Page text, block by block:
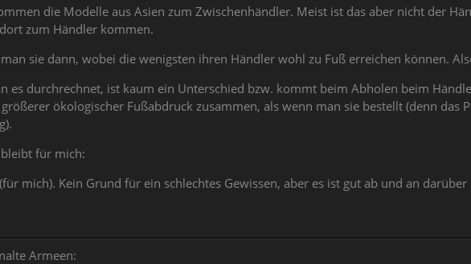
die Modelle aus Asien zum Zwischenhändler. Meist ist das aber nicht der
zum Händler kommen.
sie dann, wobei die wenigsten ihren Händler wohl zu Fuß erreichen können.
es durchrechnet, ist kaum ein Unterschied bzw. kommt beim Abholen beim
ökologischer Fußabdruck zusammen, als wenn man sie bestellt (denn
für mich:
mich). Kein Grund für ein schlechtes Gewissen, aber es ist gut ab und an darüber
Armeen: